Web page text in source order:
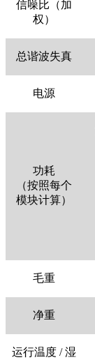
信噪比（加
权）
总谐波失真
电源
功耗
（按照每个
模块计算）
毛重
净重
运行温度 / 湿